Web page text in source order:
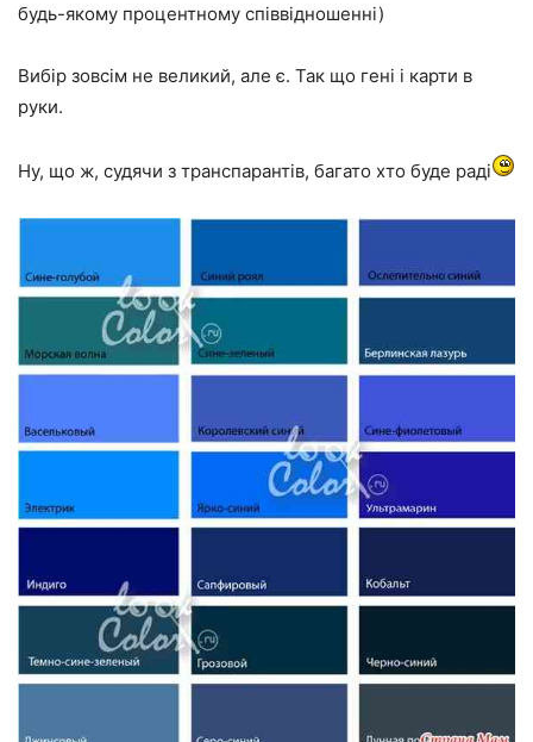
будь-якому процентному співвідношенні)
Вибір зовсім не великий, але є. Так що гені і карти в
руки.
Ну, що ж, судячи з транспарантів, багато хто буде раді